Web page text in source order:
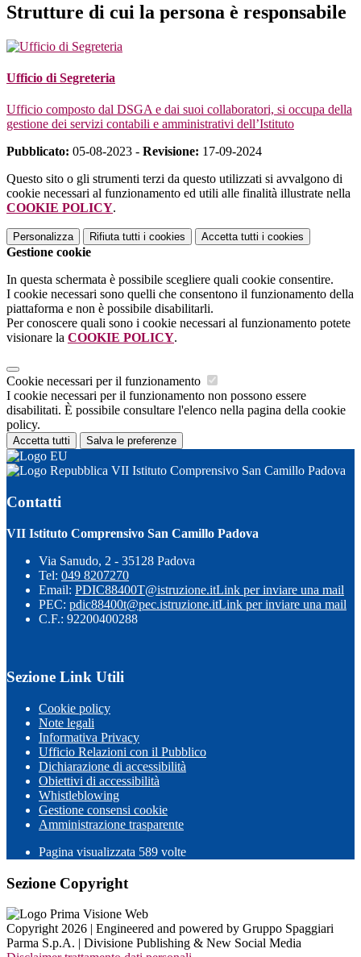
Strutture di cui la persona è responsabile
Ufficio di Segreteria
Ufficio composto dal DSGA e dai suoi collaboratori, si occupa della
gestione dei servizi contabili e amministrativi dell’Istituto
Pubblicato: 05-08-2023 - Revisione: 17-09-2024
Questo sito o gli strumenti terzi da questo utilizzati si avvalgono di
cookie necessari al funzionamento ed utili alle finalità illustrate nella
COOKIE POLICY.
Personalizza Rifiuta tutti i cookies Accetta tutti i cookies
Gestione cookie
In questa schermata è possibile scegliere quali cookie consentire.
I cookie necessari sono quelli che consentono il funzionamento della
piattaforma e non è possibile disabilitarli.
Per conoscere quali sono i cookie necessari al funzionamento potete
visionare la COOKIE POLICY.
Cookie necessari per il funzionamento
I cookie necessari per il funzionamento non possono essere
disabilitati. È possibile consultare l'elenco nella pagina della cookie
policy.
Accetta tutti Salva le preferenze
VII Istituto Comprensivo San Camillo Padova
Contatti
VII Istituto Comprensivo San Camillo Padova
Via Sanudo, 2 - 35128 Padova
Tel: 049 8207270
Email: PDIC88400T@istruzione.itLink per inviare una mail
PEC: pdic88400t@pec.istruzione.itLink per inviare una mail
C.F.: 92200400288
Sezione Link Utili
Cookie policy
Note legali
Informativa Privacy
Ufficio Relazioni con il Pubblico
Dichiarazione di accessibilità
Obiettivi di accessibilità
Whistleblowing
Gestione consensi cookie
Amministrazione trasparente
Pagina visualizzata 589 volte
Sezione Copyright
Copyright 2026 | Engineered and powered by Gruppo Spaggiari
Parma S.p.A. | Divisione Publishing & New Social Media